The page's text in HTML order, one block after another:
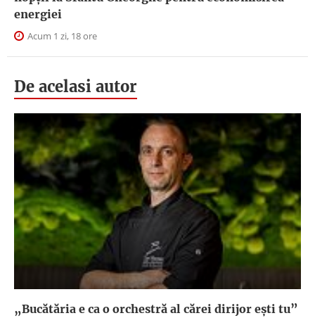
energiei
Acum 1 zi, 18 ore
De acelasi autor
„Bucătăria e ca o orchestră al cărei dirijor ești tu”